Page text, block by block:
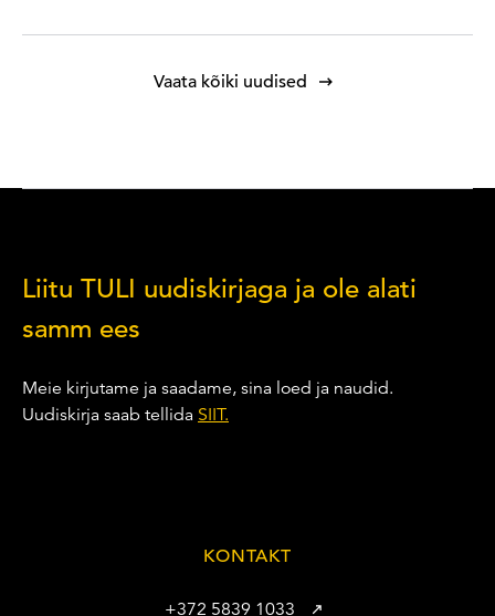
Vaata kõiki uudised
Liitu TULI uudiskirjaga ja ole alati
samm ees
Meie kirjutame ja saadame, sina loed ja naudid.
Uudiskirja saab tellida SIIT.
KONTAKT
+372 5839 1033